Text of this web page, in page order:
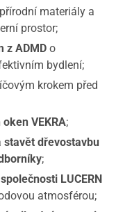
materiály a
prostor;
z ADMD o
bydlení;
krokem před
VEKRA;
stavět dřevostavbu
;
LUCERN
atmosférou;